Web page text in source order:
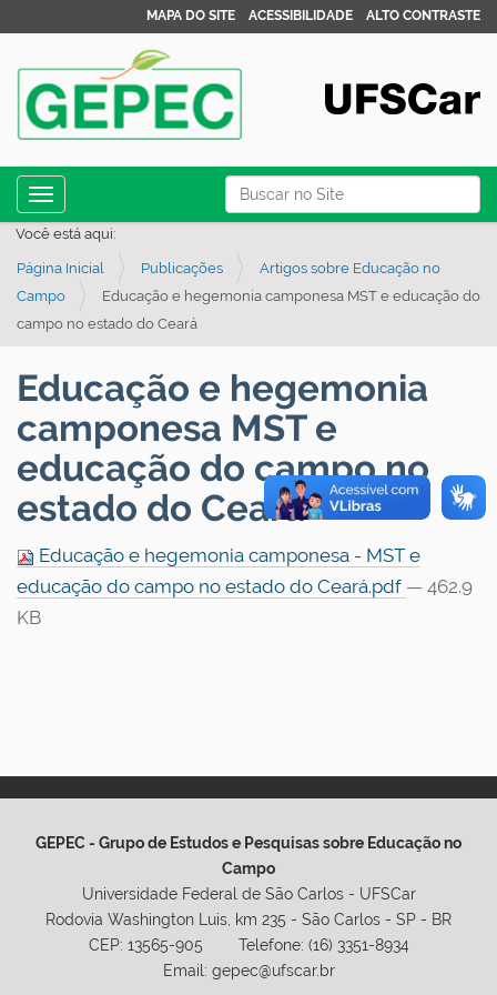
Busca
Busca Avançada…
MAPA DO SITE ACESSIBILIDADE ALTO CONTRASTE
Toggle navigation
Você está aqui:
Página Inicial Publicações
Artigos sobre Educação no
Campo
Educação e hegemonia camponesa MST e educação do
campo no estado do Ceará
Educação e hegemonia
camponesa MST e
educação do campo no
estado do Ceará
Educação e hegemonia camponesa - MST e
educação do campo no estado do Ceará.pdf — 462.9
KB
GEPEC - Grupo de Estudos e Pesquisas sobre Educação no
Campo
Universidade Federal de São Carlos - UFSCar
Rodovia Washington Luis, km 235 - São Carlos - SP - BR
CEP: 13565-905 Telefone: (16) 3351-8934
Email: gepec@ufscar.br